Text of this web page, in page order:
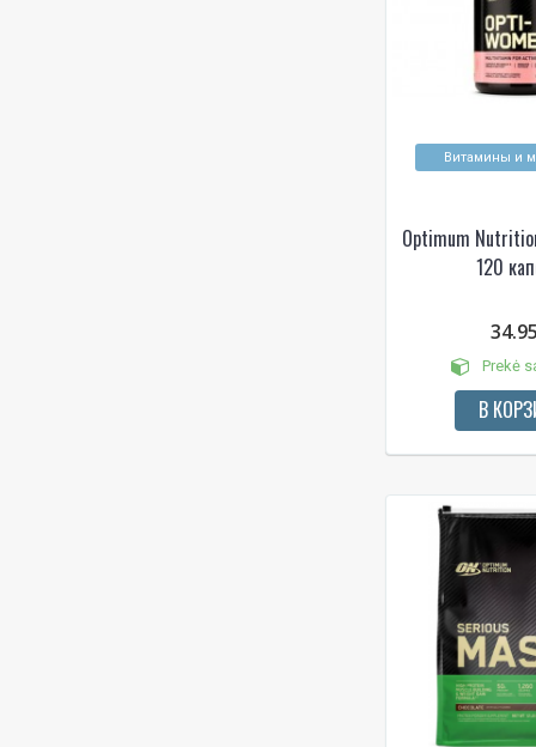
Витамины и
Optimum
120
Prekė
В